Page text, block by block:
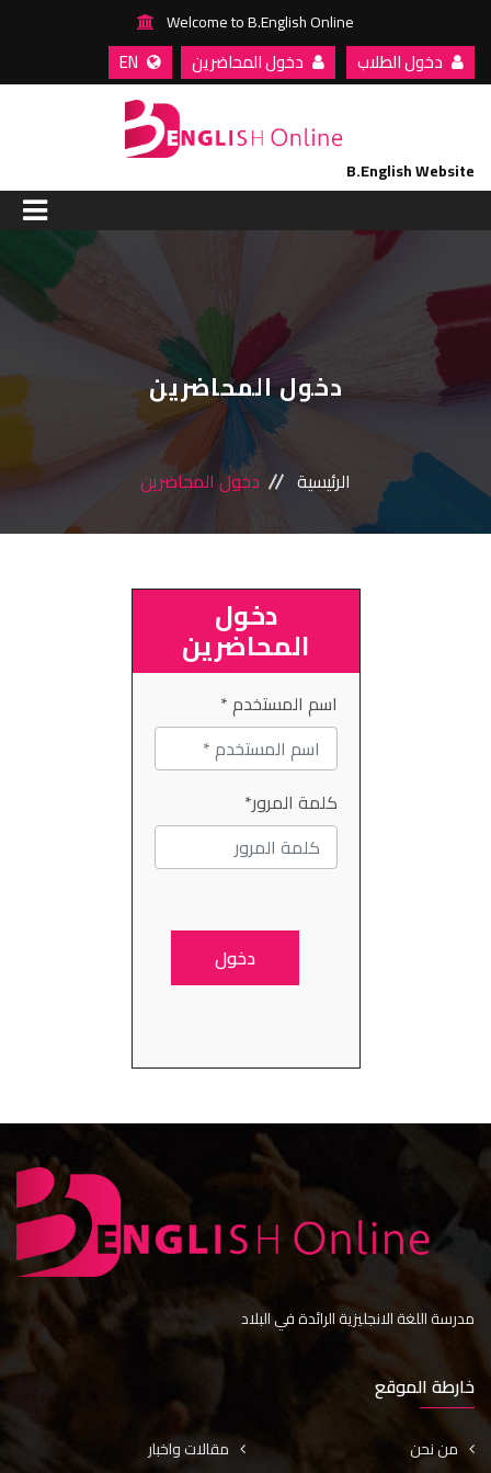
Welcome to B.English Online
دخول الطلاب دخول المحاضرين
B.English Website
من نحن
مسارات التعليم
دخول المحاضرين
الرئيسية دخول المحاضرين
دخول
المحاضرين
اسم المستخدم *
كلمة المرور*
مدرسة اللغة الانجليزية الرائدة في البلاد
خارطة الموقع
من نحن
مقالات واخبار